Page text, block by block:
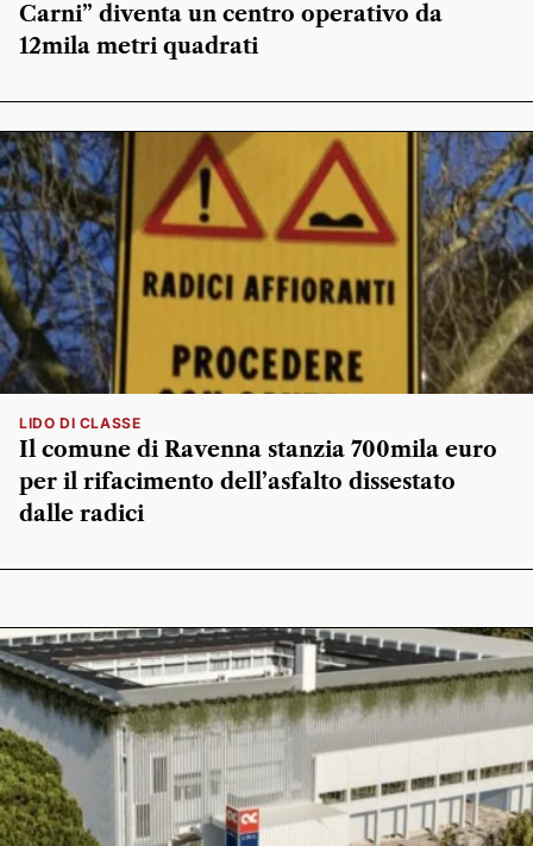
Carni” diventa un centro operativo da
12mila metri quadrati
LIDO DI CLASSE
Il comune di Ravenna stanzia 700mila euro
per il rifacimento dell’asfalto dissestato
dalle radici